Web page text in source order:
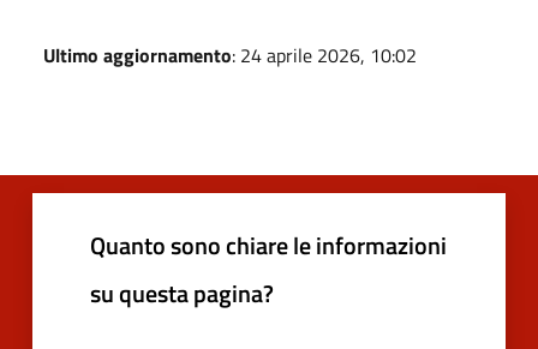
Ultimo aggiornamento: 24 aprile 2026, 10:02
Quanto sono chiare le informazioni
su questa pagina?